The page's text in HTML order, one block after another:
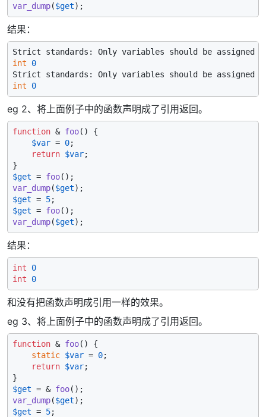
var_dump($get
结果：
Strict standards: Only variables should be assigned
int
0
Strict standards: Only variables should be assigned
int
0
eg 2、将上面例子中的函数声明成了引用返回。
function & foo( ) {
$var = 0;
return $var;
$get = foo
var_dump($get
$get = 5
$get = foo
var_dump($get
结果：
int
0
int
0
和没有把函数声明成引用一样的效果。
eg 3、将上面例子中的函数声明成了引用返回。
function & foo( ) {
static $var = 0;
return $var;
$get = & foo
var_dump($get
$get = 5